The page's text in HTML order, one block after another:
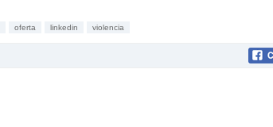
oferta linkedin violencia